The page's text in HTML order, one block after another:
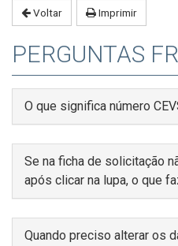
para
busca
Voltar Imprimir
PERGUNTAS
O que significa número
Se na ficha de solicitação
após clicar na lupa, o que
Quando preciso alterar os